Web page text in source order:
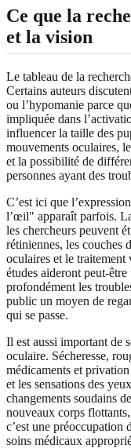
Ce que la
et la vision
Le tableau de la
Certains auteurs
ou l’hypomanie parce
impliquée dans
influencer la taille des
mouvements oculaires,
et la possibilité de
personnes ayant des
C’est ici que
l’œil" apparaît parfois.
les chercheurs peuvent
rétiniennes, les couches
oculaires et le traitement
études aideront peut-
profondément les
public un moyen de
qui se passe.
Il est aussi important de
oculaire. Sécheresse,
médicaments et
et les sensations des
changements soudains
nouveaux corps
c’est une préoccupation
soins médicaux